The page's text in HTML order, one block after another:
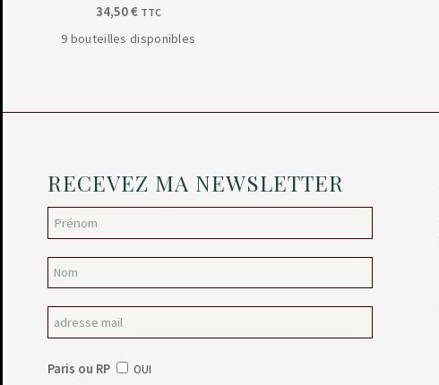
34,50€ TTC
9 bouteilles disponibles
RECEVEZ MA NEWSLETTER
Paris ou RP OUI